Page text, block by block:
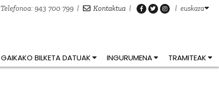
Telefonoa: 943 700 799 | Kontaktua | | euskara
GAIKAKO BILKETA DATUAK INGURUMENA TRAMITEAK